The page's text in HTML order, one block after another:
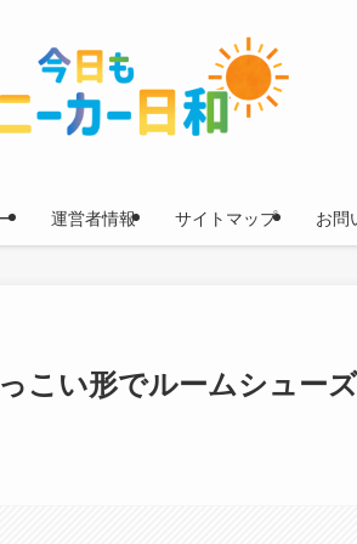
運営者情報 サイトマップ お問
こい形でルームシューズ